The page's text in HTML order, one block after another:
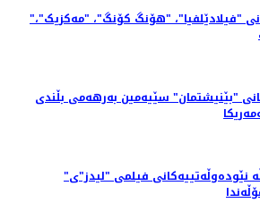
"زاڵاوا" لە فێستیڤاڵەکانی "فیلادێلفیا"، "هۆنگ کۆنگ"، "مەکزیک"،
"بێنیشتمان" سێیەمین بەرهەمی بڵندی
"ئەزموون" لە فێستیڤاڵە نێودەوڵەتییەکانی فیلمی "لیدز"ی